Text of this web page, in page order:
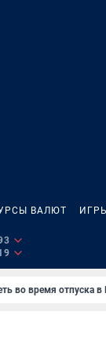
ВАЛЮТ ИГРЫ
во время отпуска в